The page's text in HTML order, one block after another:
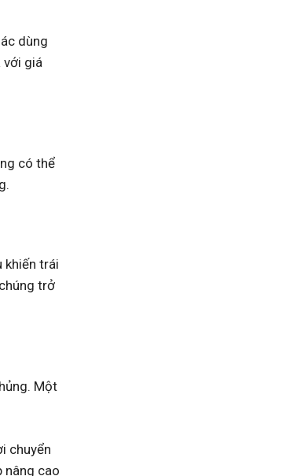
dùng
với giá
có thể
khiến trái
trở
Một
chuyển
nâng cao